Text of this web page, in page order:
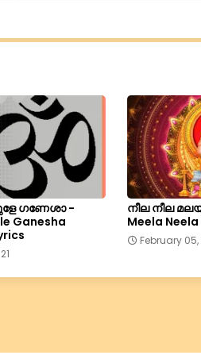
ഗണേശാ -
Ganesha
നീല നീല
Meela
February